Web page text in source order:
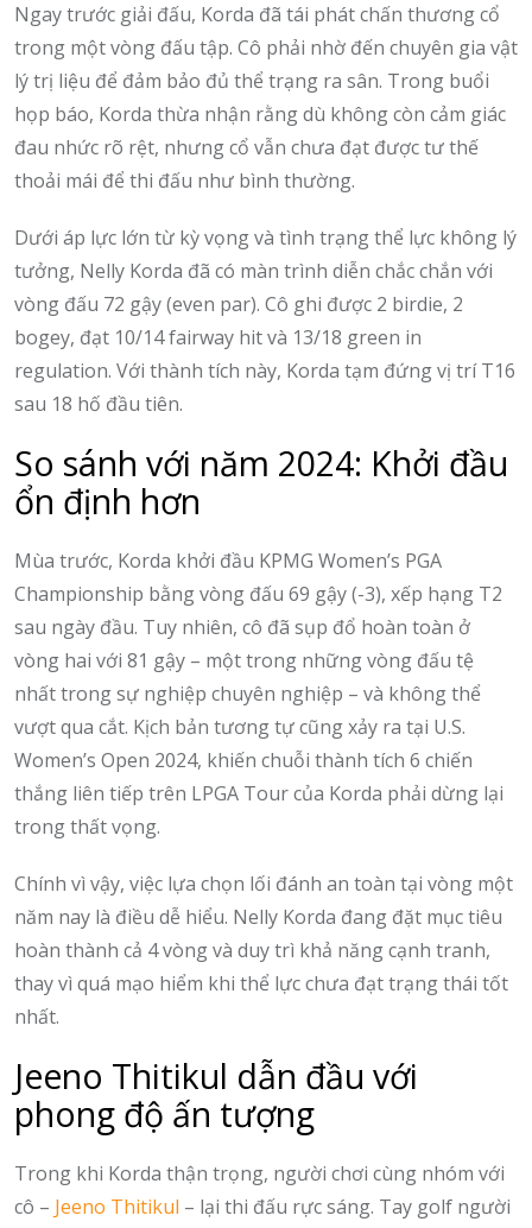
Ngay trước giải đấu, Korda đã tái phát chấn thương cổ
trong một vòng đấu tập. Cô phải nhờ đến chuyên gia vật
lý trị liệu để đảm bảo đủ thể trạng ra sân. Trong buổi
họp báo, Korda thừa nhận rằng dù không còn cảm giác
đau nhức rõ rệt, nhưng cổ vẫn chưa đạt được tư thế
thoải mái để thi đấu như bình thường.
Dưới áp lực lớn từ kỳ vọng và tình trạng thể lực không lý
tưởng, Nelly Korda đã có màn trình diễn chắc chắn với
vòng đấu 72 gậy (even par). Cô ghi được 2 birdie, 2
bogey, đạt 10/14 fairway hit và 13/18 green in
regulation. Với thành tích này, Korda tạm đứng vị trí T16
sau 18 hố đầu tiên.
So sánh với năm 2024: Khởi đầu
ổn định hơn
Mùa trước, Korda khởi đầu KPMG Women’s PGA
Championship bằng vòng đấu 69 gậy (-3), xếp hạng T2
sau ngày đầu. Tuy nhiên, cô đã sụp đổ hoàn toàn ở
vòng hai với 81 gậy – một trong những vòng đấu tệ
nhất trong sự nghiệp chuyên nghiệp – và không thể
vượt qua cắt. Kịch bản tương tự cũng xảy ra tại U.S.
Women’s Open 2024, khiến chuỗi thành tích 6 chiến
thắng liên tiếp trên LPGA Tour của Korda phải dừng lại
trong thất vọng.
Chính vì vậy, việc lựa chọn lối đánh an toàn tại vòng một
năm nay là điều dễ hiểu. Nelly Korda đang đặt mục tiêu
hoàn thành cả 4 vòng và duy trì khả năng cạnh tranh,
thay vì quá mạo hiểm khi thể lực chưa đạt trạng thái tốt
nhất.
Jeeno Thitikul dẫn đầu với
phong độ ấn tượng
Trong khi Korda thận trọng, người chơi cùng nhóm với
cô – Jeeno Thitikul – lại thi đấu rực sáng. Tay golf người